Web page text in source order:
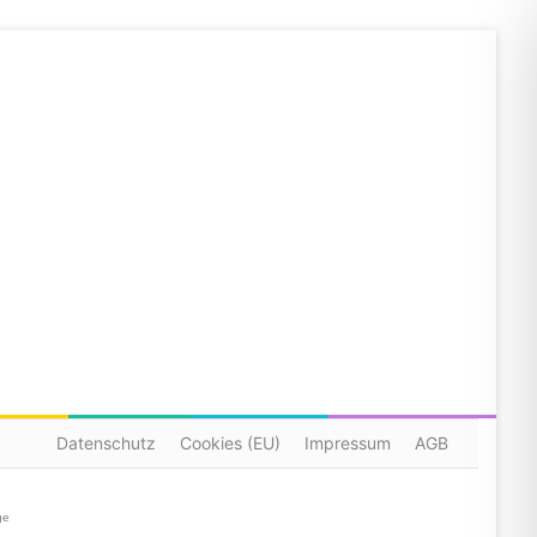
Datenschutz Cookies (EU) Impressum AGB